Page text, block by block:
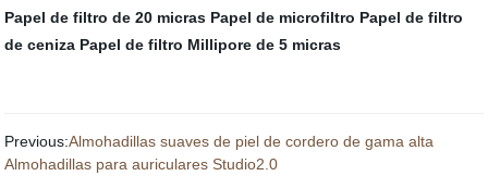
Papel de filtro de 20 micras Papel de microfiltro Papel de filtro
de ceniza Papel de filtro Millipore de 5 micras
Previous:Almohadillas suaves de piel de cordero de gama alta
Almohadillas para auriculares Studio2.0